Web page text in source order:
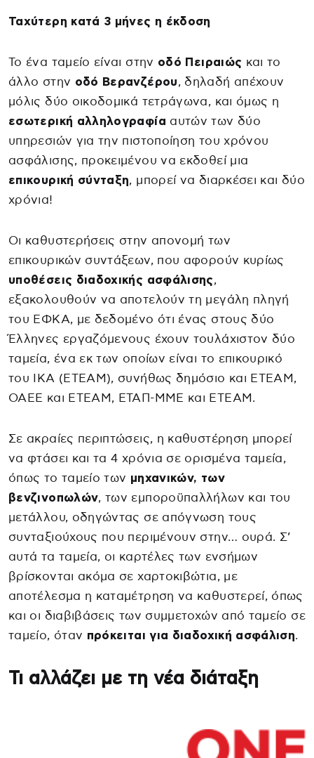
Ταχύτερη κατά 3 μήνες η έκδοση
Το ένα ταμείο είναι στην οδό Πειραιώς και το
άλλο στην οδό Βερανζέρου, δηλαδή απέχουν
μόλις δύο οικοδομικά τετράγωνα, και όμως η
εσωτερική αλληλογραφία αυτών των δύο
υπηρεσιών για την πιστοποίηση του χρόνου
ασφάλισης, προκειμένου να εκδοθεί μια
επικουρική σύνταξη, μπορεί να διαρκέσει και δύο
χρόνια!
Οι καθυστερήσεις στην απονομή των
επικουρικών συντάξεων, που αφορούν κυρίως
υποθέσεις διαδοχικής ασφάλισης,
εξακολουθούν να αποτελούν τη μεγάλη πληγή
του ΕΦΚΑ, με δεδομένο ότι ένας στους δύο
Έλληνες εργαζόμενους έχουν τουλάχιστον δύο
ταμεία, ένα εκ των οποίων είναι το επικουρικό
του ΙΚΑ (ΕΤΕΑΜ), συνήθως δημόσιο και ΕΤΕΑΜ,
ΟΑΕΕ και ΕΤΕΑΜ, ΕΤΑΠ-ΜΜΕ και ΕΤΕΑΜ.
Σε ακραίες περιπτώσεις, η καθυστέρηση μπορεί
να φτάσει και τα 4 χρόνια σε ορισμένα ταμεία,
όπως το ταμείο των μηχανικών, των
βενζινοπωλών, των εμποροϋπαλλήλων και του
μετάλλου, οδηγώντας σε απόγνωση τους
συνταξιούχους που περιμένουν στην… ουρά. Σ’
αυτά τα ταμεία, οι καρτέλες των ενσήμων
βρίσκονται ακόμα σε χαρτοκιβώτια, με
αποτέλεσμα η καταμέτρηση να καθυστερεί, όπως
και οι διαβιβάσεις των συμμετοχών από ταμείο σε
ταμείο, όταν πρόκειται για διαδοχική ασφάλιση.
Τι αλλάζει με τη νέα διάταξη